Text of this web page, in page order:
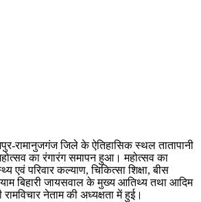
रामानुजगंज जिले के ऐतिहासिक स्थल तातापानी
का रंगारंग समापन हुआ। महोत्सव का
एवं परिवार कल्याण, चिकित्सा शिक्षा, बीस
बिहारी जायसवाल के मुख्य आतिथ्य तथा आदिम
नेताम की अध्यक्षता में हुई।